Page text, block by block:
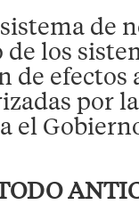
de
los
efectos
por
el